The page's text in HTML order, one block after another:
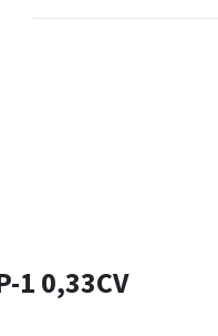
1 0,33CV